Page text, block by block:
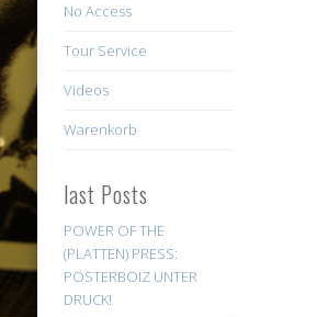
No Access
Tour Service
Videos
Warenkorb
last Posts
POWER OF THE
(PLATTEN) PRESS:
POSTERBOIZ UNTER
DRUCK!